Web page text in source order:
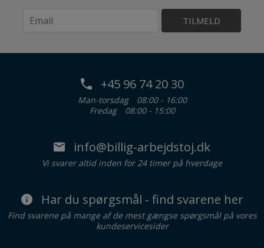
TILMELD
+45 96 74 20 30
Man-torsdag
08:00 - 16:00
Fredag
08:00 - 15:00
info@billig-arbejdstoj.dk
Vi svarer altid inden for 24 timer på hverdage
Har du spørgsmål - find svarene her
Find svarene på mange af de mest gængse spørgsmål på vores
kundeservicesider